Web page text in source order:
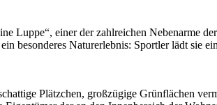
Luppe“, einer der zahlreichen Nebenarme
besonderes Naturerlebnis: Sportler lädt sie
Plätzchen, großzügige Grünflächen